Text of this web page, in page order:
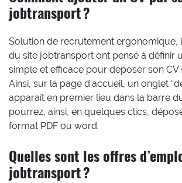
jobtransport ?
Solution de recrutement ergonomique,
du site jobtransport ont pensé à définir
simple et efficace pour déposer son CV
Ainsi, sur la page d’accueil, un onglet
apparaît en premier lieu dans la barre
pourrez, ainsi, en quelques clics,
format PDF ou word.
Quelles sont les offres
jobtransport ?